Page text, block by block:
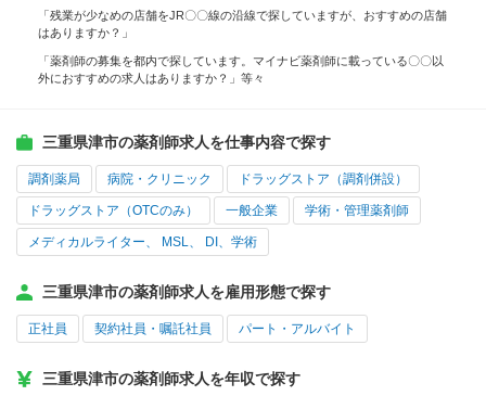
「残業が少なめの店舗をJR〇〇線の沿線で探していますが、おすすめの店舗
はありますか？」
「薬剤師の募集を都内で探しています。マイナビ薬剤師に載っている〇〇以
外におすすめの求人はありますか？」等々
三重県津市の薬剤師求人を仕事内容で探す
調剤薬局 病院・クリニック ドラッグストア（調剤併設）
ドラッグストア（OTCのみ） 一般企業 学術・管理薬剤師
メディカルライター、 MSL、 DI、学術
三重県津市の薬剤師求人を雇用形態で探す
正社員 契約社員・嘱託社員 パート・アルバイト
三重県津市の薬剤師求人を年収で探す